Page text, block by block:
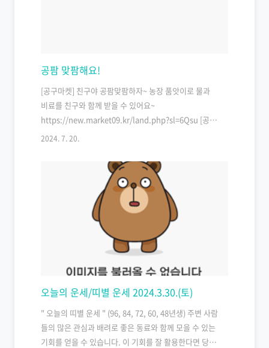
공팜 맞팜해요!
[공구마켓] 친구야 공팜맞팜하자~ 농장 품앗이로 물과
비료를 친구와 함께 받을 수 있어요~
https://new.market09.kr/land.php?sl=6Qsu [공
팜] 농작물을 키우면 집으로 보내드려요.
2024. 7. 20.
오늘의 운세/띠별 운세 2024.3.30.(토)
" 오늘의 띠별 운세 " (96, 84, 72, 60, 48년생) 주변 사람
들의 많은 관심과 배려로 좋은 동료와 함께 모을 수 있는
기회를 얻을 수 있습니다. 이 기회를 잘 활용한다면 당신